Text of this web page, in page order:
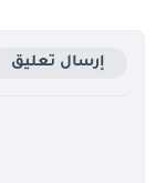
إرسال تعليق